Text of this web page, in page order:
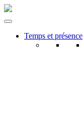
Temps et présence